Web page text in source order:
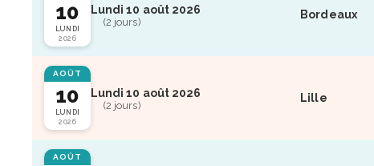
10
LUNDI
2026
Lundi 10 août 2026
(2 jours)
Bordeaux
AOÛT
10
LUNDI
2026
Lundi 10 août 2026
(2 jours)
Lille
AOÛT